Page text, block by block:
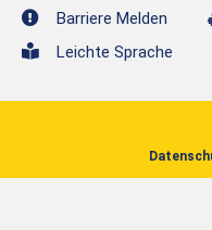
Barriere Melden
Leichte Sprache